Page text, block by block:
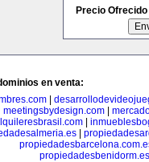
Precio Ofrecido
en venta:
|
meetingsbydesign.com|
|
propiedadesbenidorm.es